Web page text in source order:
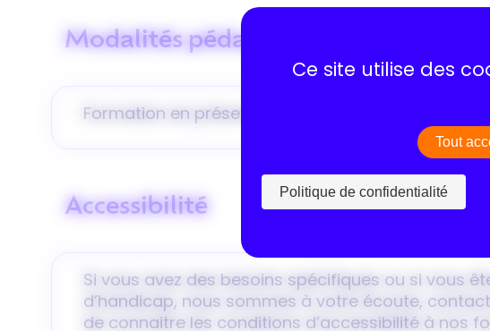
Modalités pédagogiques
Formation en présentiel à Lyon (Auvergne-Rhône-
Accessibilité
Si vous avez des besoins spécifiques ou si vous
d’handicap, nous sommes à votre écoute,
de connaitre les conditions d’accessibilité à nos
Ce site utilise des
Tout
Politique de confidentialité